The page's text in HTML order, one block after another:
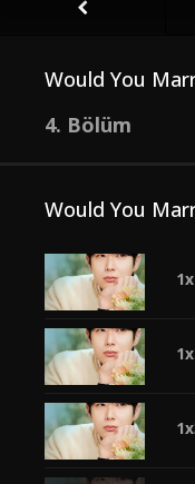
Would You
4. Bölüm
Would You